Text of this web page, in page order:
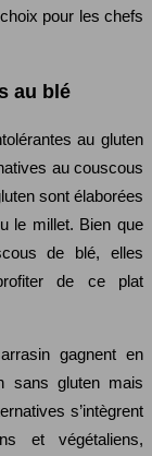
pour les chefs
au blé
au gluten
au couscous
sont élaborées
le millet. Bien que
de blé, elles
de ce plat
gagnent en
sans gluten mais
s’intègrent
et végétaliens,